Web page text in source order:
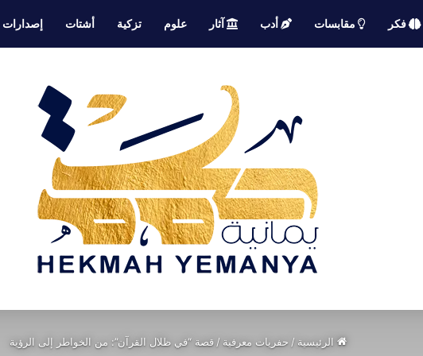
فكر مقابسات أدب آثار علوم تزكية أشتات إصدارات
الرئيسية / حفريات معرفية / قصة “في ظلال القرآن”: من الخواطر إلى الرؤية